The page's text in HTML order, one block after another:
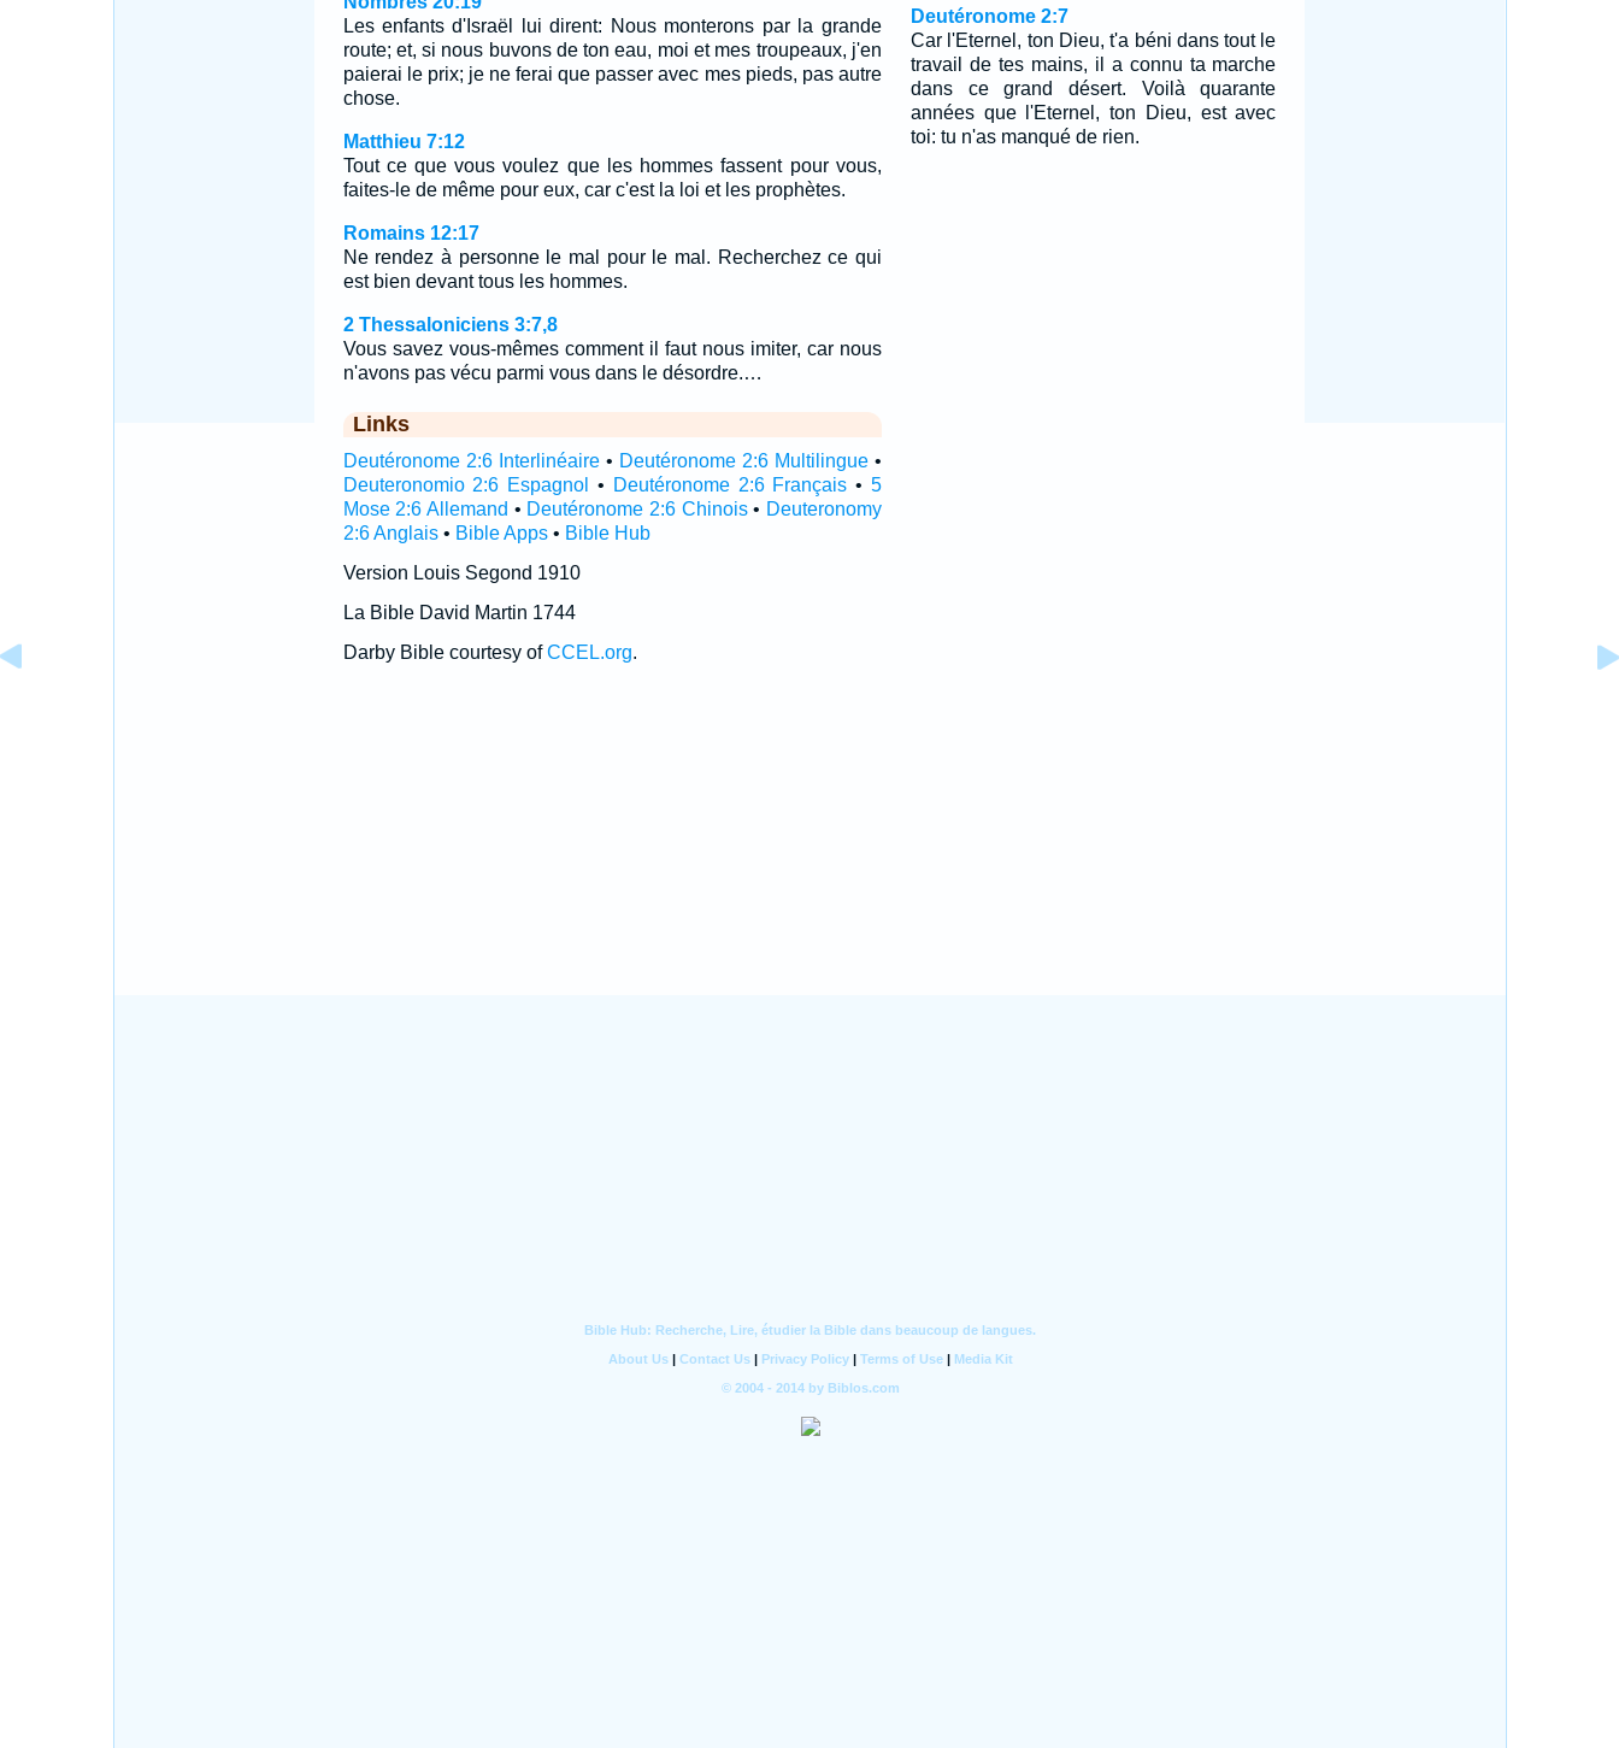
Les enfants d'Israël lui dirent: Nous monterons par la grande
route; et, si nous buvons de ton eau, moi et mes troupeaux, j'en
paierai le prix; je ne ferai que passer avec mes pieds, pas autre
chose.
Matthieu 7:12
Tout ce que vous voulez que les hommes fassent pour vous,
faites-le de même pour eux, car c'est la loi et les prophètes.
Romains 12:17
Ne rendez à personne le mal pour le mal. Recherchez ce qui
est bien devant tous les hommes.
2 Thessaloniciens 3:7,8
Vous savez vous-mêmes comment il faut nous imiter, car nous
n'avons pas vécu parmi vous dans le désordre.…
Links
Deutéronome 2:6 Interlinéaire• Deutéronome 2:6 Multilingue•
Deuteronomio 2:6 Espagnol
• Deutéronome 2:6 Français • 5
Mose 2:6 Allemand • Deutéronome 2:6 Chinois• Deuteronomy
2:6 Anglais• Bible Apps• Bible Hub
Version Louis Segond 1910
La Bible David Martin 1744
Darby Bible courtesy ofCCEL.org.
Deutéronome 2:7
Car l'Eternel, ton Dieu, t'a béni dans tout le
travail de tes mains, il a connu ta marche
dans ce grand désert. Voilà quarante
années que l'Eternel, ton Dieu, est avec
toi: tu n'as manqué de rien.